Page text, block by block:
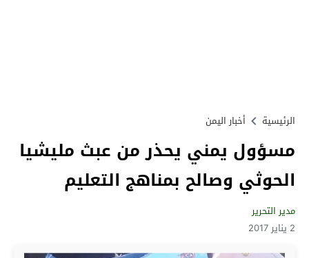
الرئيسية أخبار اليمن
مسؤول يمني يحذر من عبث مليشيا
الحوثي وصالح بمناهج التعليم
مدير التحرير
2 يناير 2017